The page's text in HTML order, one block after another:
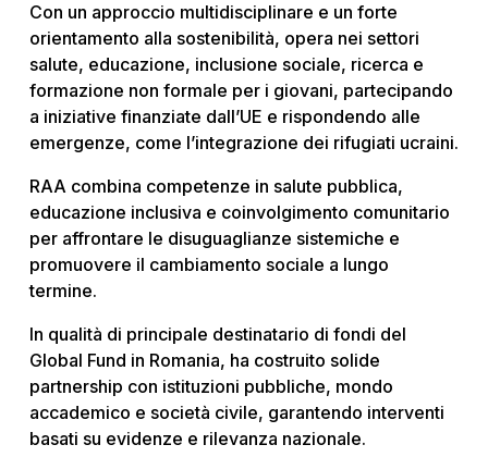
Con un approccio multidisciplinare e un forte
orientamento alla sostenibilità, opera nei settori
salute, educazione, inclusione sociale, ricerca e
formazione non formale per i giovani, partecipando
a iniziative finanziate dall’UE e rispondendo alle
emergenze, come l’integrazione dei rifugiati ucraini.
RAA combina competenze in salute pubblica,
educazione inclusiva e coinvolgimento comunitario
per affrontare le disuguaglianze sistemiche e
promuovere il cambiamento sociale a lungo
termine.
In qualità di principale destinatario di fondi del
Global Fund in Romania, ha costruito solide
partnership con istituzioni pubbliche, mondo
accademico e società civile, garantendo interventi
basati su evidenze e rilevanza nazionale.